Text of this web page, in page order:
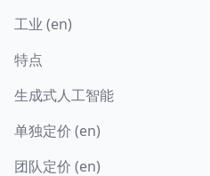
工业 (en)
特点
生成式人工智能
单独定价 (en)
团队定价 (en)